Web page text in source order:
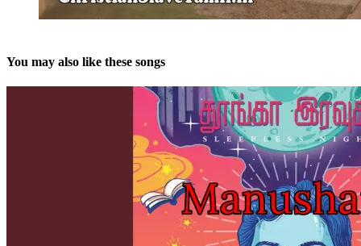
You may also like these songs